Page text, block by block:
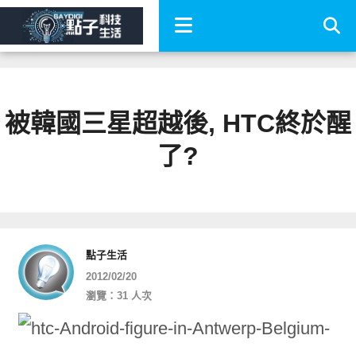
被韓國三星超越後, HTC終於醒
了?
點子生活
2012/02/20
瀏覽：31 人次